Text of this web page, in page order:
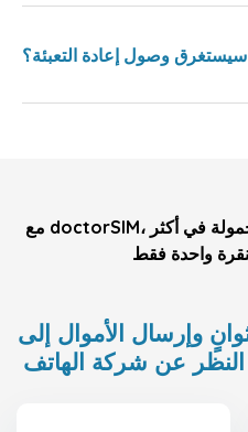
وصول إعادة التعبئة؟
مع doctorSIM، يمكنك شحن رصيد الهواتف المحمولة في أكثر
وإرسال الأموال إلى
النظر عن شركة الهاتف